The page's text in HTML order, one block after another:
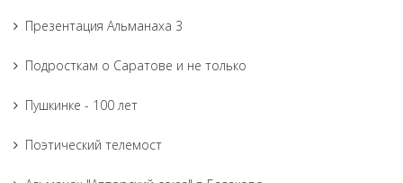
Презентация Альманаха 3
Подросткам о Саратове и не только
Пушкинке - 100 лет
Поэтический телемост